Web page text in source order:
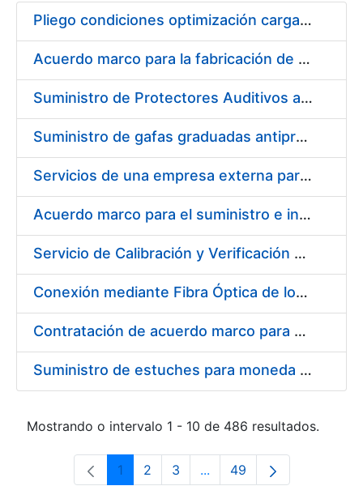
Mostrar/Ocultar Pliego condiciones optimización cargas compras firmado
Acuerdo marco para la fabricación de piezas
Suministro de Protectores Auditivos a medida para las personas trabajadoras de los Centros de Trabajo de Madrid y Burgos
Suministro de gafas graduadas antiproyecciones para los trabajadores de la FNMT-RCM en los centros de trabajo de Madrid y Burgos
Servicios de una empresa externa para el asesoramiento y resolución de los recursos de alzada que se presentan relacionados con procesos de selección para la FNMT-RCM
Acuerdo marco para el suministro e instalación de persianas, estores y otros complementos
Servicio de Calibración y Verificación Externa de los Equipos de Medición del Servicio de Prevención de la FNMT-RCM
Conexión mediante Fibra Óptica de los Centros de Proceso de Datos (CPDs) de las sedes de la FNMT-RCM de Burgos y Madrid
Contratación de acuerdo marco para el Suministro de Material de Electricidad para la Fábrica Nacional de Moneda y Timbre-Real Casa de la Moneda en su centro de trabajo de Burgos
Suministro de estuches para moneda de 30 €
Mostrando o intervalo 1 - 10 de 486 resultados.
Páxina
1 Páxina
2 Páxina
3 ...Páxinas intermedias Use
Páxina
49